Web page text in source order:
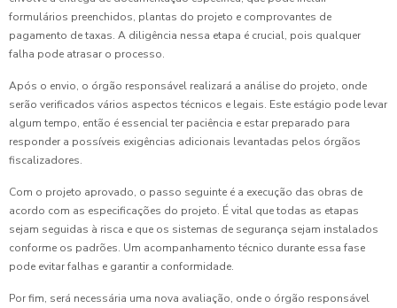
formulários preenchidos, plantas do projeto e comprovantes de
pagamento de taxas. A diligência nessa etapa é crucial, pois qualquer
falha pode atrasar o processo.
Após o envio, o órgão responsável realizará a análise do projeto, onde
serão verificados vários aspectos técnicos e legais. Este estágio pode levar
algum tempo, então é essencial ter paciência e estar preparado para
responder a possíveis exigências adicionais levantadas pelos órgãos
fiscalizadores.
Com o projeto aprovado, o passo seguinte é a execução das obras de
acordo com as especificações do projeto. É vital que todas as etapas
sejam seguidas à risca e que os sistemas de segurança sejam instalados
conforme os padrões. Um acompanhamento técnico durante essa fase
pode evitar falhas e garantir a conformidade.
Por fim, será necessária uma nova avaliação, onde o órgão responsável